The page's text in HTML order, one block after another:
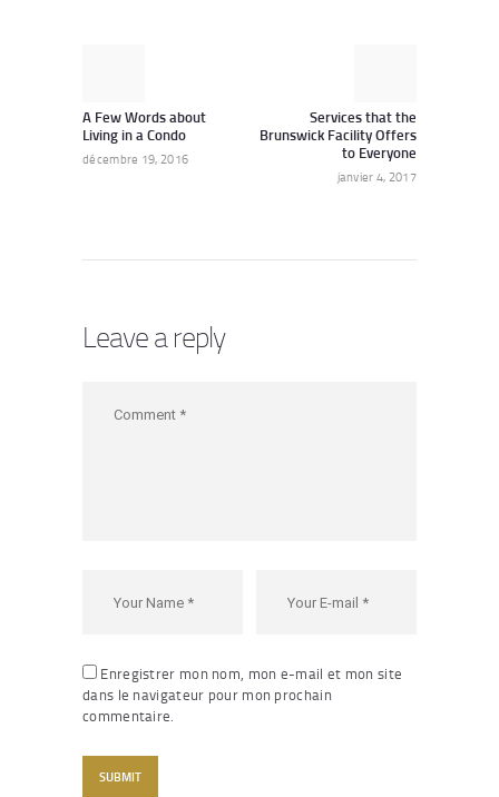
A Few Words about
Living in a Condo
décembre 19, 2016
Services that the
Brunswick Facility Offers
to Everyone
janvier 4, 2017
Leave a reply
Enregistrer mon nom, mon e-mail et mon site
dans le navigateur pour mon prochain
commentaire.